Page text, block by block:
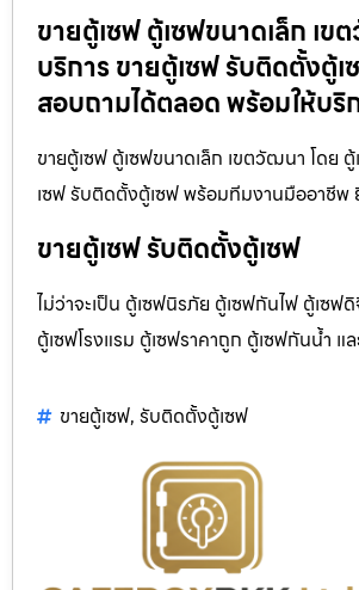
ขายตู้เซฟ ตู้เซฟขนาดเล็ก เข
บริการ ขายตู้เซฟ รับติดตั้งตู้
สอบถามได้ตลอด พร้อมให้บริ
ขายตู้เซฟ ตู้เซฟขนาดเล็ก เขตวัฒนา โดย
เซฟ รับติดตั้งตู้เซฟ พร้อมทีมงานมืออาชีพ
ขายตู้เซฟ รับติดตั้งตู้เซฟ
ไม่ว่าจะเป็น ตู้เซฟนิรภัย ตู้เซฟกันไฟ ตู้เซ
ตู้เซฟโรงแรม ตู้เซฟราคาถูก ตู้เซฟกันน้ำ แ
ขายตู้เซฟ, รับติดตั้งตู้เซฟ